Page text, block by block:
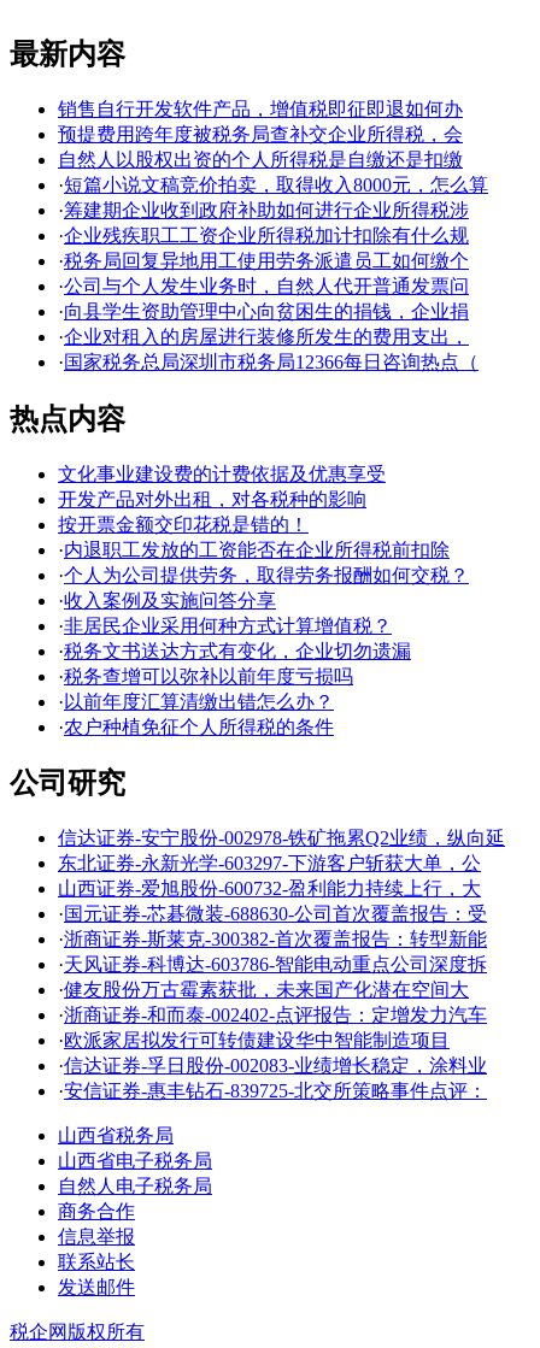
最新内容
销售自行开发软件产品，增值税即征即退如何办
预提费用跨年度被税务局查补交企业所得税，会
自然人以股权出资的个人所得税是自缴还是扣缴
·短篇小说文稿竞价拍卖，取得收入8000元，怎么算
·筹建期企业收到政府补助如何进行企业所得税涉
·企业残疾职工工资企业所得税加计扣除有什么规
·税务局回复异地用工使用劳务派遣员工如何缴个
·公司与个人发生业务时，自然人代开普通发票问
·向县学生资助管理中心向贫困生的捐钱，企业捐
·企业对租入的房屋进行装修所发生的费用支出，
·国家税务总局深圳市税务局12366每日咨询热点（
热点内容
文化事业建设费的计费依据及优惠享受
开发产品对外出租，对各税种的影响
按开票金额交印花税是错的！
·内退职工发放的工资能否在企业所得税前扣除
·个人为公司提供劳务，取得劳务报酬如何交税？
·收入案例及实施问答分享
·非居民企业采用何种方式计算增值税？
·税务文书送达方式有变化，企业切勿遗漏
·税务查增可以弥补以前年度亏损吗
· 以前年度汇算清缴出错怎么办？
·农户种植免征个人所得税的条件
公司研究
信达证券-安宁股份-002978-铁矿拖累Q2业绩，纵向延
东北证券-永新光学-603297-下游客户斩获大单，公
山西证券-爱旭股份-600732-盈利能力持续上行，大
·国元证券-芯碁微装-688630-公司首次覆盖报告：受
·浙商证券-斯莱克-300382-首次覆盖报告：转型新能
·天风证券-科博达-603786-智能电动重点公司深度拆
·健友股份万古霉素获批，未来国产化潜在空间大
·浙商证券-和而泰-002402-点评报告：定增发力汽车
·欧派家居拟发行可转债建设华中智能制造项目
·信达证券-孚日股份-002083-业绩增长稳定，涂料业
·安信证券-惠丰钻石-839725-北交所策略事件点评：
山西省税务局
山西省电子税务局
自然人电子税务局
商务合作
信息举报
联系站长
发送邮件
税企网版权所有